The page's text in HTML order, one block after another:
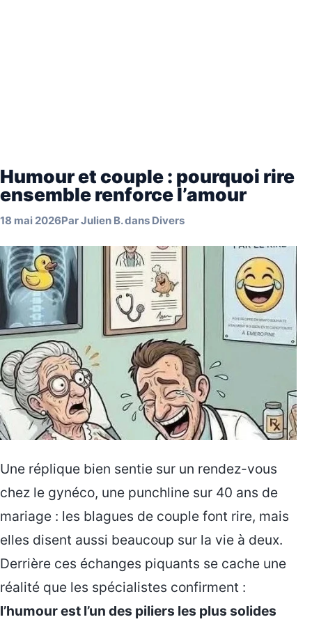
Humour et couple : pourquoi rire
ensemble renforce l’amour
18 mai 2026ParJulien B.dans Divers
Une réplique bien sentie sur un rendez-vous
chez le gynéco, une punchline sur 40 ans de
mariage : les blagues de couple font rire, mais
elles disent aussi beaucoup sur la vie à deux.
Derrière ces échanges piquants se cache une
réalité que les spécialistes confirment :
l’humour est l’un des piliers les plus solides